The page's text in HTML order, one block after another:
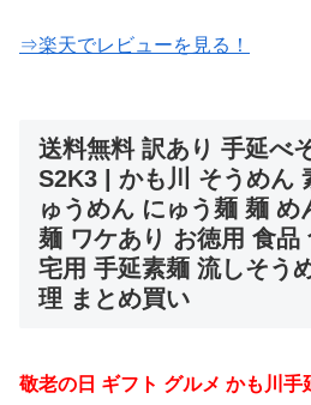
⇒楽天でレビューを見る！
送料無料 訳あり 手延べ
S2K3 | かも川 そうめん
ゅうめん にゅう麺 麺 め
麺 ワケあり お徳用 食品
宅用 手延素麺 流しそう
理 まとめ買い
敬老の日 ギフト グルメ かも川手